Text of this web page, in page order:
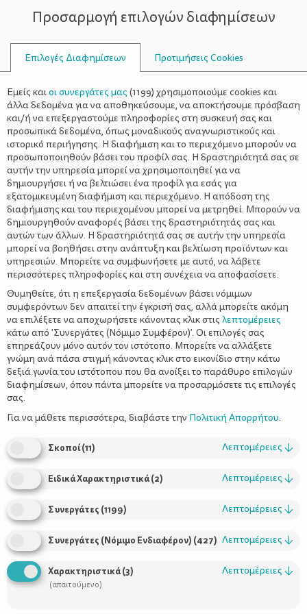
ΣΥΜΒΟΥΛΟΙ
ΌΛΑ ΓΙΑ ΤΟΝ ΜΠΑΜΠΆ> WELLNESS
Ισχυροί και πετυχημένοι άνδρες
που εγκαταλείπουν την καριέρα
για την οικογένεια – Διαβάστε τις
ιστορίες τους
Το ερώτημα οικογένεια ή καριέρα
απασχολεί περισσότερο τις
γυναίκες ή έτσι τουλάχιστον νομίζαμε. Τον τελευταίο καιρό
όμως, βλέπουμε περιπτώσεις ανδρών -και μάλιστα πολύ
ισχυρών ανδρών- που κατάφεραν να ανέβουν στην κορυφή της
επαγγελματικής πυραμίδας και τώρα ομολογούν ότι
αντιμετωπίζουν το ίδιο ακριβώς δίλημμα και τις ίδιες ακριβώς
τύψεις για τις ελάχιστες ώρες που περνούν με τα παιδιά τους.
Η έκπληξη όμως, είναι πως αρκετοί από αυτούς, στο δίλημμα
καριέρα ή οικογένεια απαντούν «οικογένεια». Παραιτούνται από
θέσεις στις οποίες δύσκολα λες «όχι» και αφοσιώνονται στα
Προσαρμογή επιλογών διαφημίσεων
Επιλογές Διαφημίσεων Προτιμήσεις Cookies
Εμείς καιοι συνεργάτες μας (1199) χρησιμοποιούμε cookies και
άλλα δεδομένα για να αποθηκεύσουμε, να αποκτήσουμε πρόσβαση
και/ή να επεξεργαστούμε πληροφορίες στη συσκευή σας και
προσωπικά δεδομένα, όπως μοναδικούς αναγνωριστικούς και
ιστορικό περιήγησης. Η διαφήμιση και το περιεχόμενο μπορούν να
προσωποποιηθούν βάσει του προφίλ σας. Η δραστηριότητά σας σε
αυτήν την υπηρεσία μπορεί να χρησιμοποιηθεί για να
δημιουργήσει ή να βελτιώσει ένα προφίλ για εσάς για
εξατομικευμένη διαφήμιση και περιεχόμενο. Η απόδοση της
διαφήμισης και του περιεχομένου μπορεί να μετρηθεί. Μπορούν να
δημιουργηθούν αναφορές βάσει της δραστηριότητάς σας και
αυτών των άλλων. Η δραστηριότητά σας σε αυτήν την υπηρεσία
μπορεί να βοηθήσει στην ανάπτυξη και βελτίωση προϊόντων και
υπηρεσιών. Μπορείτε να συμφωνήσετε με αυτό, να λάβετε
περισσότερες πληροφορίες και στη συνέχεια να αποφασίσετε.
Θυμηθείτε, ότι η επεξεργασία δεδομένων βάσει νόμιμων
συμφερόντων δεν απαιτεί την έγκρισή σας, αλλά μπορείτε ακόμη
να επιλέξετε να αποχωρήσετε κάνοντας κλικ στις λεπτομέρειες
κάτω από 'Συνεργάτες (Νόμιμο Συμφέρον)'. Οι επιλογές σας
επηρεάζουν μόνο αυτόν τον ιστότοπο. Μπορείτε να αλλάξετε
γνώμη ανά πάσα στιγμή κάνοντας κλικ στο εικονίδιο στην κάτω
δεξιά γωνία του ιστότοπου που θα ανοίξει το παράθυρο επιλογών
διαφημίσεων, όπου πάντα μπορείτε να προσαρμόσετε τις επιλογές
σας.
Για να μάθετε περισσότερα, διαβάστε την Πολιτική Απορρήτου.
Σκοποί(11) Λεπτομέρειες ↓
Ειδικά Χαρακτηριστικά(2) Λεπτομέρειες ↓
Συνεργάτες (1199) Λεπτομέρειες ↓
Συνεργάτες (Νόμιμο Ενδιαφέρον) (427) Λεπτομέρειες ↓
Χαρακτηριστικά(3)
(απαιτούμενο)
Λεπτομέρειες ↓